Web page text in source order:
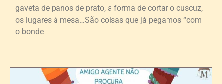
gaveta de panos de prato, a forma de cortar o cuscuz,
os lugares à mesa…São coisas que já pegamos “com
o bonde